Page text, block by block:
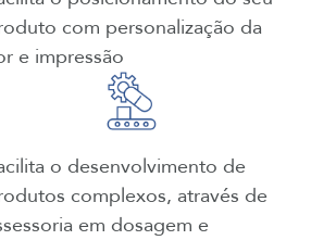
com personalização da
e impressão
o desenvolvimento de
complexos, através de
em dosagem e